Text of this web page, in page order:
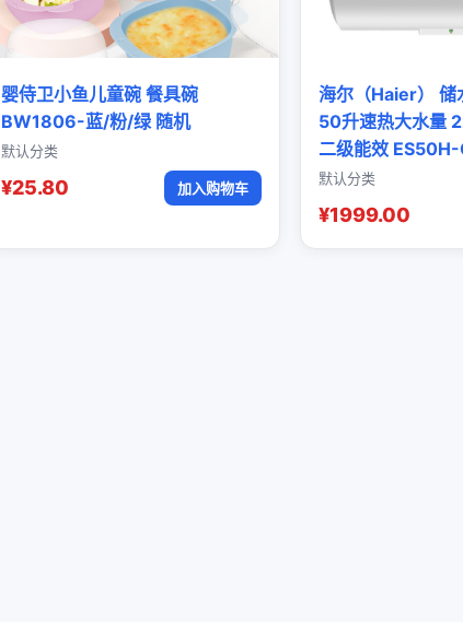
婴侍卫小鱼儿童碗 餐具碗
BW1806-蓝/粉/绿 随机
默认分类
¥25.80 加入购物车
海尔（Haier） 储
50升速热大水量
二级能效
默认分类
¥1999.00